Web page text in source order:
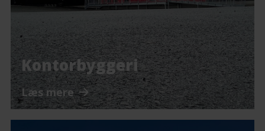
Kontorbyggeri
Læs mere